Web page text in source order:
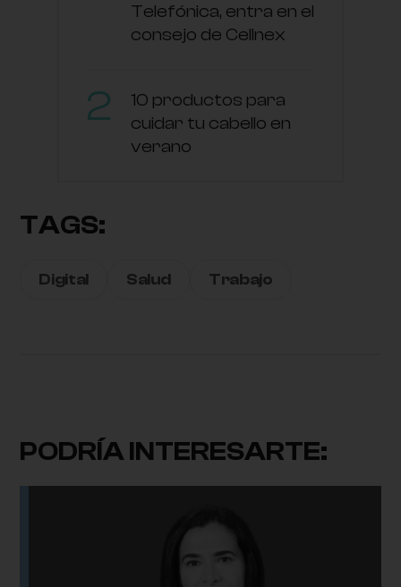
Telefónica, entra en el
consejo de Cellnex
10 productos para
cuidar tu cabello en
verano
TAGS:
Digital Salud Trabajo
PODRÍA INTERESARTE: